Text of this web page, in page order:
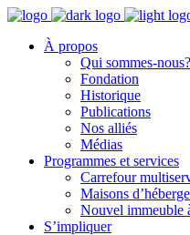
À propos
Qui sommes-nous?
Fondation
Historique
Publications
Nos alliés
Médias
Programmes et services
Carrefour
Maisons
Nouvel immeuble
S’impliquer